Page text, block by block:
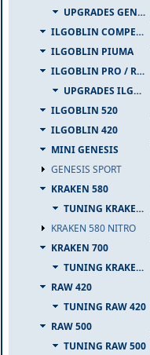
UPGRADES GENESIS F3C
ILGOBLIN COMPETIZIONE
ILGOBLIN PIUMA
ILGOBLIN PRO / RAW 700
UPGRADES ILGOBLIN PRO / RAW 700
ILGOBLIN 520
ILGOBLIN 420
MINI GENESIS
GENESIS SPORT
KRAKEN 580
TUNING KRAKEN 580
KRAKEN 580 NITRO
KRAKEN 700
TUNING KRAKEN 700
RAW 420
TUNING RAW 420
RAW 500
TUNING RAW 500